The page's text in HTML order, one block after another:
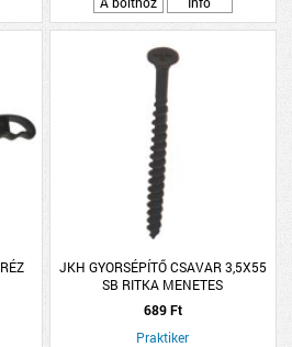
JKH GYORSÉPÍTŐ CSAVAR 3,5X55
SB RITKA MENETES
689 Ft
Praktiker